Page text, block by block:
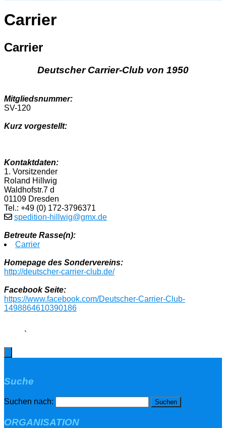
Carrier
Carrier
Deutscher Carrier-Club von 1950
Mitgliedsnummer:
SV-120
Kurz vorgestellt:
Kontaktdaten:
1. Vorsitzender
Roland Hillwig
Waldhofstr.7 d
01109 Dresden
Tel.: +49 (0) 172-3796371
spedition-hillwig@gmx.de
Betreute Rasse(n):
Carrier
Homepage des Sondervereins:
http://deutscher-carrier-club.de/
Facebook Seite:
https://www.facebook.com/Deutscher-Carrier-Club-
1498864610390186
`
Suche
Suchen nach:
ORGANISATION